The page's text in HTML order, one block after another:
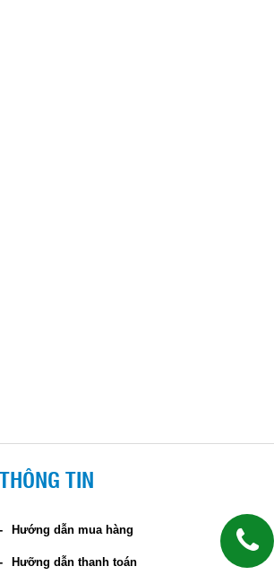
THÔNG TIN
Hướng dẫn mua hàng
Hưỡng dẫn thanh toán